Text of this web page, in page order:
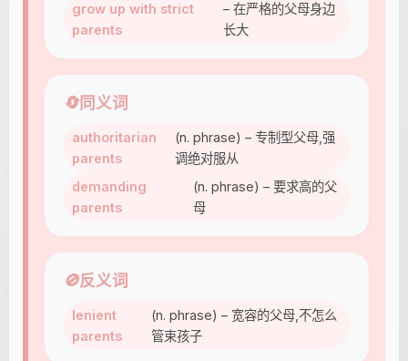
grow up with strict
parents
– 在严格的父母身边
长大
🔄同义词
authoritarian
parents
(n. phrase) – 专制型父母,强
调绝对服从
demanding
parents
(n. phrase) – 要求高的父
母
🚫反义词
lenient
parents
(n. phrase) – 宽容的父母,不怎么
管束孩子